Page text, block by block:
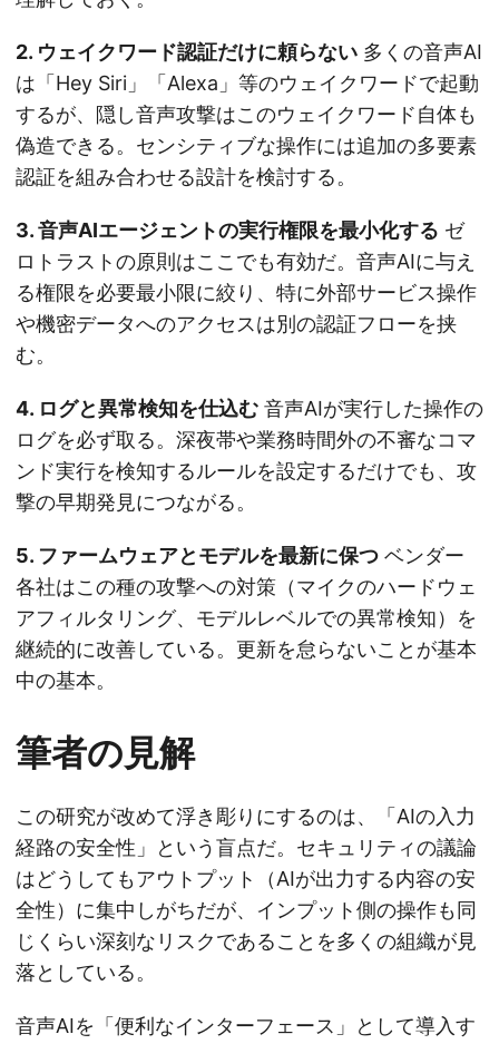
2. ウェイクワード認証だけに頼らない 多くの音声AI
は「Hey Siri」「Alexa」等のウェイクワードで起動
するが、隠し音声攻撃はこのウェイクワード自体も
偽造できる。センシティブな操作には追加の多要素
認証を組み合わせる設計を検討する。
3. 音声AIエージェントの実行権限を最小化する ゼ
ロトラストの原則はここでも有効だ。音声AIに与え
る権限を必要最小限に絞り、特に外部サービス操作
や機密データへのアクセスは別の認証フローを挟
む。
4. ログと異常検知を仕込む 音声AIが実行した操作の
ログを必ず取る。深夜帯や業務時間外の不審なコマ
ンド実行を検知するルールを設定するだけでも、攻
撃の早期発見につながる。
5. ファームウェアとモデルを最新に保つ ベンダー
各社はこの種の攻撃への対策（マイクのハードウェ
アフィルタリング、モデルレベルでの異常検知）を
継続的に改善している。更新を怠らないことが基本
中の基本。
筆者の見解
この研究が改めて浮き彫りにするのは、「AIの入力
経路の安全性」という盲点だ。セキュリティの議論
はどうしてもアウトプット（AIが出力する内容の安
全性）に集中しがちだが、インプット側の操作も同
じくらい深刻なリスクであることを多くの組織が見
落としている。
音声AIを「便利なインターフェース」として導入す